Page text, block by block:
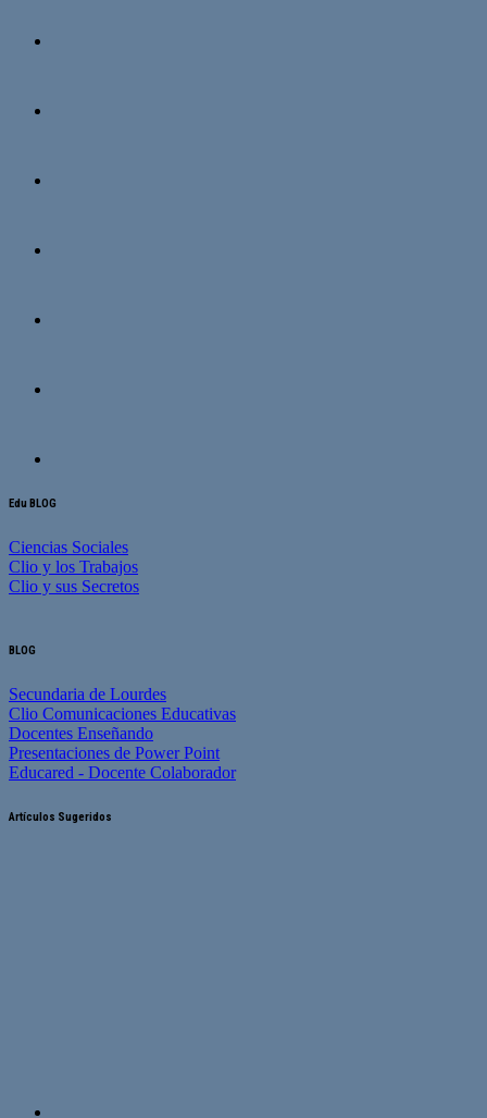
Edu BLOG
Ciencias Sociales
Clio y los Trabajos
Clio y sus Secretos
BLOG
Secundaria de Lourdes
Clio Comunicaciones Educativas
Docentes Enseñando
Presentaciones de Power Point
Educared - Docente Colaborador
Artículos Sugeridos